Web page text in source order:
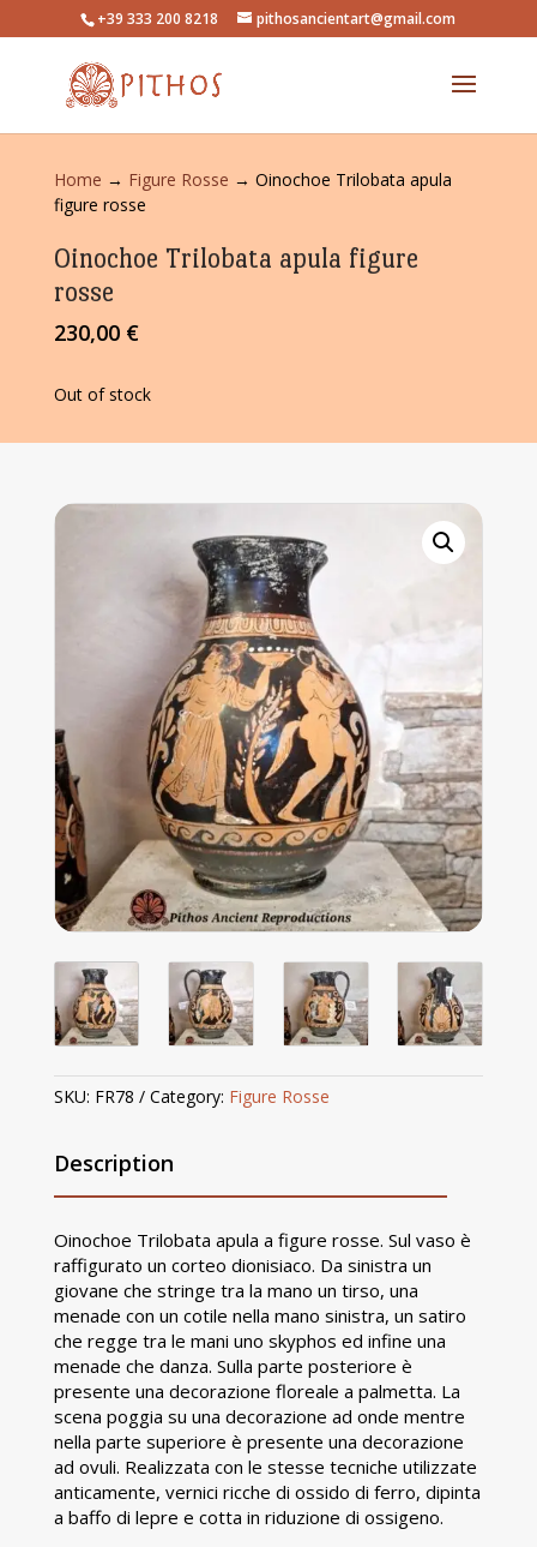
+39 333 200 8218 pithosancientart@gmail.com
Home → Figure Rosse → Oinochoe Trilobata apula
figure rosse
Oinochoe Trilobata apula figure
rosse
230,00 €
Out of stock
Description
Oinochoe Trilobata apula a figure rosse. Sul vaso è
raffigurato un corteo dionisiaco. Da sinistra un
giovane che stringe tra la mano un tirso, una
menade con un cotile nella mano sinistra, un satiro
che regge tra le mani uno skyphos ed infine una
menade che danza. Sulla parte posteriore è
presente una decorazione floreale a palmetta. La
scena poggia su una decorazione ad onde mentre
nella parte superiore è presente una decorazione
ad ovuli. Realizzata con le stesse tecniche utilizzate
anticamente, vernici ricche di ossido di ferro, dipinta
a baffo di lepre e cotta in riduzione di ossigeno.
SKU: FR78 Category: Figure Rosse